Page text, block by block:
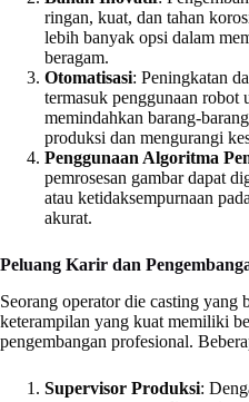
ringan, kuat, dan tahan
lebih banyak opsi dalam
beragam.
Otomatisasi: Peningkatan
termasuk penggunaan robot
memindahkan barang-
produksi dan mengurangi
Penggunaan Algoritma
pemrosesan gambar dapat
atau ketidaksempurnaan
akurat.
Peluang Karir dan
Seorang operator die casting yang
keterampilan yang kuat memiliki
pengembangan profesional.
Supervisor Produksi: